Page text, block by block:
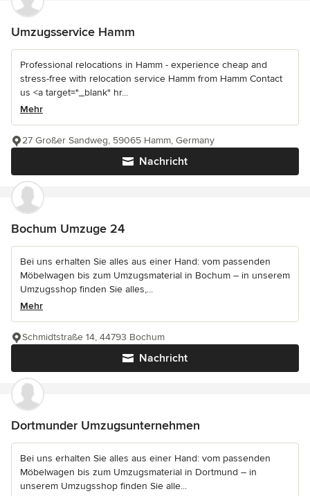
Umzugsservice Hamm
Professional relocations in Hamm - experience cheap and
stress-free with relocation service Hamm from Hamm Contact
us <a target="_blank" hr...
Mehr
Nachricht
27 Großer Sandweg, 59065 Hamm, Germany
Bochum Umzuge 24
Bei uns erhalten Sie alles aus einer Hand: vom passenden
Möbelwagen bis zum Umzugsmaterial in Bochum – in unserem
Umzugsshop finden Sie alles,...
Mehr
Nachricht
Schmidtstraße 14, 44793 Bochum
Dortmunder Umzugsunternehmen
Bei uns erhalten Sie alles aus einer Hand: vom passenden
Möbelwagen bis zum Umzugsmaterial in Dortmund – in
unserem Umzugsshop finden Sie alle...